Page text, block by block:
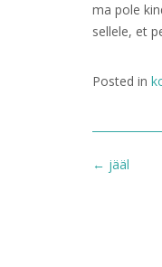
ma pole
sellele, et
Posted in
Post
← jääl